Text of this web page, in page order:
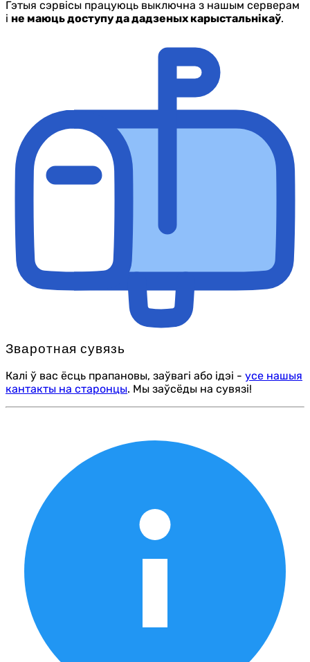
Гэтыя сэрвісы працуюць выключна з нашым серверам
і не маюць доступу да дадзеных карыстальнікаў.
Зваротная сувязь
Калі ў вас ёсць прапановы, заўвагі або ідэі - усе нашыя
кантакты на старонцы. Мы заўсёды на сувязі!